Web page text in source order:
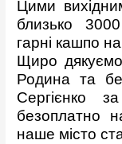
Цими
близько
гарні кашпо
Щиро дякуємо
Родина та
Сергієнко
безоплатно
наше місто